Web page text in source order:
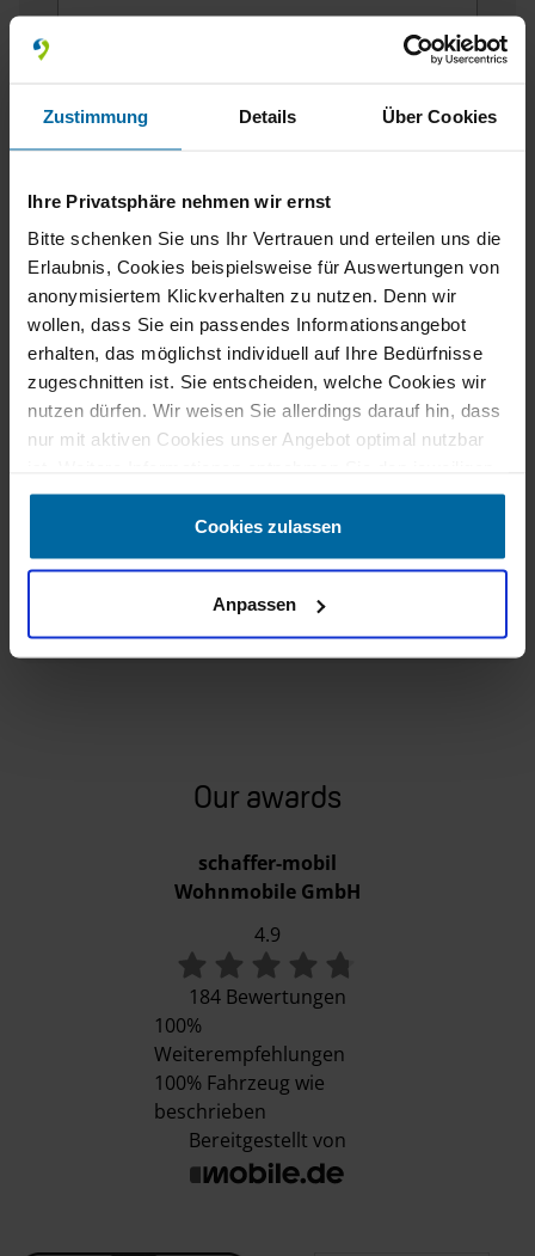
Zustimmung Details Über Cookies
Ihre Privatsphäre nehmen wir ernst
Bitte schenken Sie uns Ihr Vertrauen und erteilen uns die
Erlaubnis, Cookies beispielsweise für Auswertungen von
anonymisiertem Klickverhalten zu nutzen. Denn wir
wollen, dass Sie ein passendes Informationsangebot
erhalten, das möglichst individuell auf Ihre Bedürfnisse
zugeschnitten ist. Sie entscheiden, welche Cookies wir
nutzen dürfen. Wir weisen Sie allerdings darauf hin, dass
nur mit aktiven Cookies unser Angebot optimal nutzbar
Erläuterungen und unserer Datenschutzerklärung.
Cookies zulassen
Anpassen
Fields marked with * are mandatory!
If you contact us via our secure contact form (SSL
standard), your entries will be stored in your e-mail
inbox together with the contact details you provide
in order to process your enquiry. This data is not
passed on by us and is only stored for as long as it
Our awards
schaffer-mobil
Wohnmobile GmbH
4.9
184 Bewertungen
100%
Weiterempfehlungen
100% Fahrzeug wie
beschrieben
Bereitgestellt von